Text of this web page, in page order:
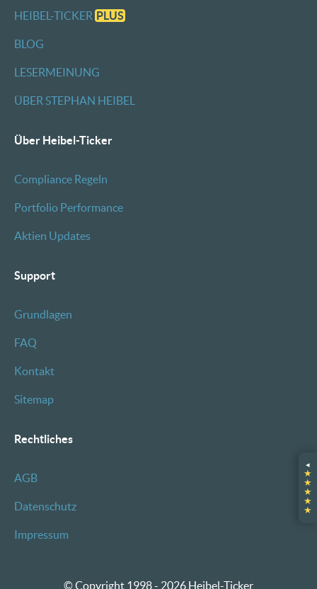
◂
★
★
★
★
★
HEIBEL-TICKER PLUS
BLOG
LESERMEINUNG
ÜBER STEPHAN HEIBEL
Über Heibel-Ticker
Compliance Regeln
Portfolio Performance
Aktien Updates
Support
Grundlagen
FAQ
Kontakt
Sitemap
Rechtliches
AGB
Datenschutz
Impressum
© Copyright 1998 - 2026 Heibel-Ticker